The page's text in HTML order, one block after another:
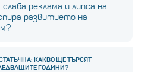
реклама и липса на
развитието на
КАКВО ЩЕ ТЪРСЯТ
ГОДИНИ?